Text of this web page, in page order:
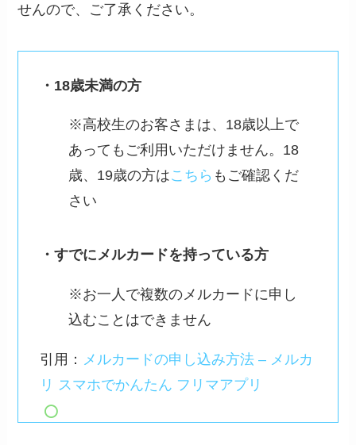
せんので、ご了承ください。
・18歳未満の方
※高校生のお客さまは、18歳以上で
あってもご利用いただけません。18
歳、19歳の方はこちら もご確認くだ
さい
・すでにメルカードを持っている方
※お一人で複数のメルカードに申し
込むことはできません
引用： メルカードの申し込み方法 – メルカ
リ スマホでかんたん フリマアプリ